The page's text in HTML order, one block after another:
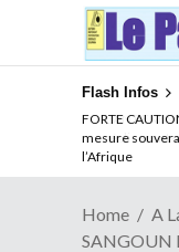
Flash Infos
FORTE
mesure
l’Afrique
Home
A
SANGOUN